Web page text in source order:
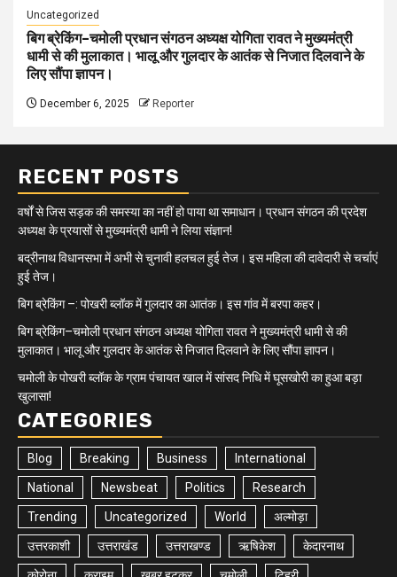
Uncategorized
बिग ब्रेकिंग–चमोली प्रधान संगठन अध्यक्ष योगिता रावत ने मुख्यमंत्री
धामी से की मुलाकात। भालू और गुलदार के आतंक से निजात दिलवाने के
लिए सौंपा ज्ञापन।
December 6, 2025 Reporter
RECENT POSTS
वर्षों से जिस सड़क की समस्या का नहीं हो पाया था समाधान। प्रधान संगठन की प्रदेश
अध्यक्ष के प्रयासों से मुख्यमंत्री धामी ने लिया संज्ञान!
बद्रीनाथ विधानसभा में अभी से चुनावी हलचल हुई तेज। इस महिला की दावेदारी से चर्चाएं
हुई तेज।
बिग ब्रेकिंग –: पोखरी ब्लॉक में गुलदार का आतंक। इस गांव में बरपा कहर।
बिग ब्रेकिंग–चमोली प्रधान संगठन अध्यक्ष योगिता रावत ने मुख्यमंत्री धामी से की
मुलाकात। भालू और गुलदार के आतंक से निजात दिलवाने के लिए सौंपा ज्ञापन।
चमोली के पोखरी ब्लॉक के ग्राम पंचायत खाल में सांसद निधि में घूसखोरी का हुआ बड़ा
खुलासा!
CATEGORIES
Blog Breaking Business International
National Newsbeat Politics Research
Trending Uncategorized World अल्मोड़ा
उत्तरकाशी उत्तराखंड उत्तराखण्ड ऋषिकेश केदारनाथ